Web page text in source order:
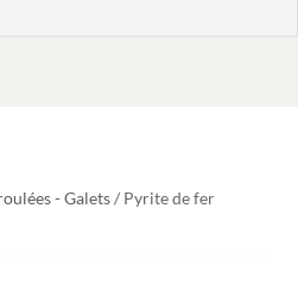
- Galets/ Pyrite de fer